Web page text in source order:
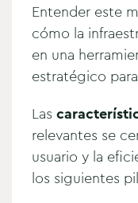
Entender este
cómo la
en una
estratégico
Las
relevantes se
usuario y la
los siguientes